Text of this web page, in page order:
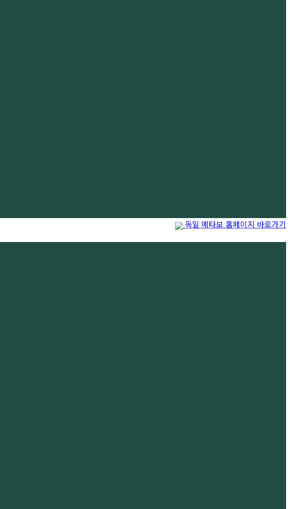
독일 메타보 홈페이지 바로가기